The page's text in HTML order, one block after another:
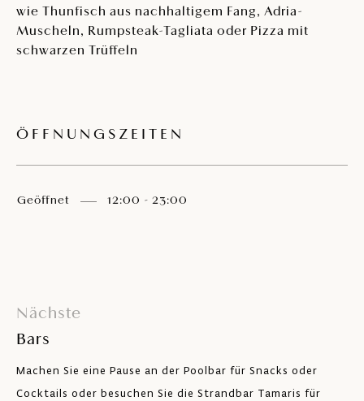
wie Thunfisch aus nachhaltigem Fang, Adria-
Muscheln, Rumpsteak-Tagliata oder Pizza mit
schwarzen Trüffeln
ÖFFNUNGSZEITEN
Geöffnet 12:00 - 23:00
Nächste
Bars
Machen Sie eine Pause an der Poolbar für Snacks oder
Cocktails oder besuchen Sie die Strandbar Tamaris für